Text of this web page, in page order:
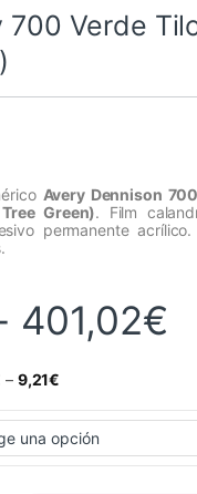
700 Verde
Avery Dennison
Green). Film
permanente
401,02€
– 9,21€